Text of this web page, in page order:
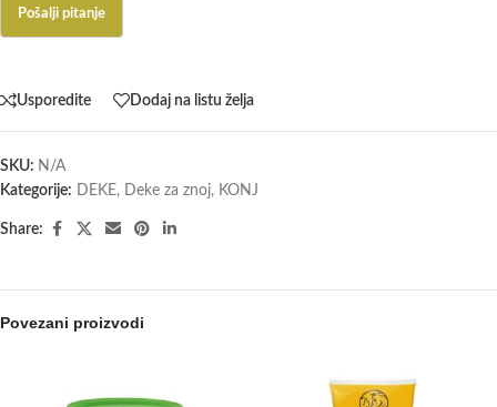
Usporedite Dodaj na listu želja
SKU: N/A
Kategorije: DEKE, Deke za znoj, KONJ
Share:
Povezani proizvodi